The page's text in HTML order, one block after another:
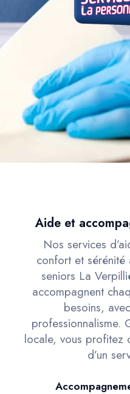
Aide et
Nos services
confort et
seniors La
accompagnent
besoins,
professionnalisme.
locale, vous profitez
d’un